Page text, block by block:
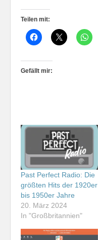
Teilen mit:
Gefällt mir:
Past Perfect Radio: Die
größten Hits der 1920er
bis 1950er Jahre
20. März 2024
In "Großbritannien"